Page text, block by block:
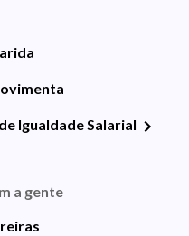
Igualdade Salarial
a gente